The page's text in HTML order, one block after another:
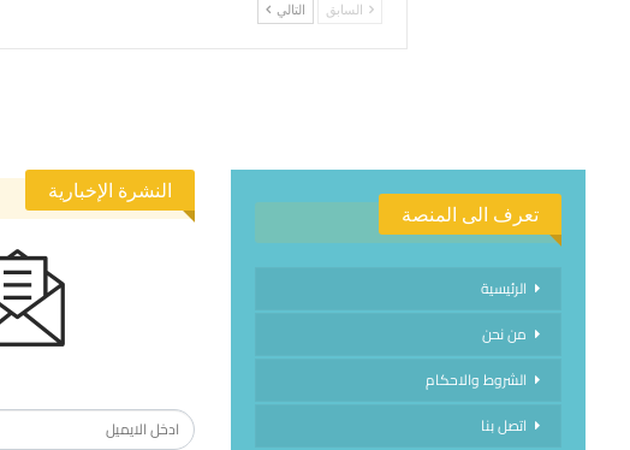
السابق التالي
تعرف الى المنصة
الرئيسية
من نحن
الشروط والاحكام
اتصل بنا
النشرة الإخبارية